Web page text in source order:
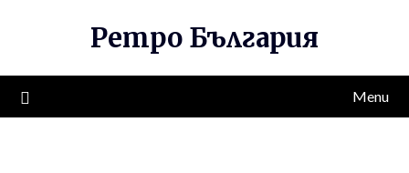
Ретро България
Menu